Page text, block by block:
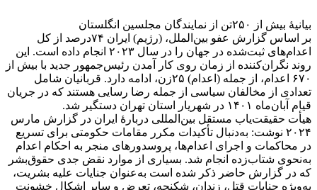
بیانیهٔ بیش از ۲۵۰تن از نمایندگان مجلسین انگلستان
بر اساس گزارش عفو بین‌الملل، (رژیم) ایران ۷۴درصد از کل
اعدام‌های ثبت‌شده در جهان را در سال ۲۰۲۳ انجام داده است. این
روند نگران‌کننده از زمان روی کار آمدن رئیس‌جمهور جدید با بیش از
۶۷۰ اعدام، از جمله (اعدام) ۲۵زن، ادامه دارد. قربانیان شامل
تعدادی از مخالفان سیاسی از جمله رضا رسایی هستند که در جریان
قیام آبان‌ماه ۱۴۰۱ در شهریار استان تهران دستگیر شد.
هیأت حقیقت‌یاب مستقل بین‌المللی دربارهٔ ایران در گزارش مارس
۲۰۲۴ نوشت: به‌دنبال تأکیدات مکرر مقامات حکومتی برای تسریع
در محاکمات و اجرای اعدام‌ها، پروسدورهای منجر به احکام اعدام
به‌نحوی شتاب‌زده انجام شد. بسیاری از موارد نقض جدی حقوق‌بشر
که در گزارش حاضر ذکر شده است به‌عنوان جنایات علیه بشریت،
به‌ویژه جنایات قتل، زندان، شکنجه، تعرض و سایر اشکال خشونت